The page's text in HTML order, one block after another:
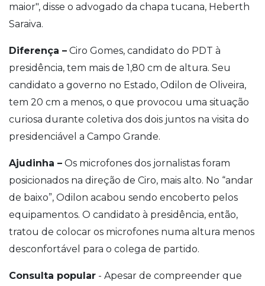
maior", disse o advogado da chapa tucana, Heberth
Saraiva.
Diferença – Ciro Gomes, candidato do PDT à
presidência, tem mais de 1,80 cm de altura. Seu
candidato a governo no Estado, Odilon de Oliveira,
tem 20 cm a menos, o que provocou uma situação
curiosa durante coletiva dos dois juntos na visita do
presidenciável a Campo Grande.
Ajudinha – Os microfones dos jornalistas foram
posicionados na direção de Ciro, mais alto. No “andar
de baixo”, Odilon acabou sendo encoberto pelos
equipamentos. O candidato à presidência, então,
tratou de colocar os microfones numa altura menos
desconfortável para o colega de partido.
Consulta popular - Apesar de compreender que